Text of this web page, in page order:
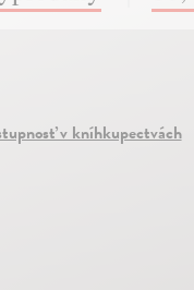
v kníhkupectvách